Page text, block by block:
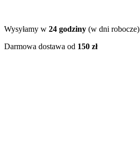
Wysyłamy w 24 godziny (w dni robocze)
Darmowa dostawa od 150 zł